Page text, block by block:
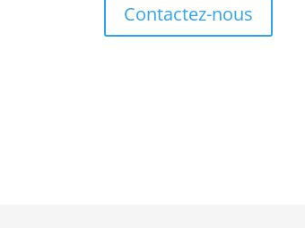
Contactez-nous